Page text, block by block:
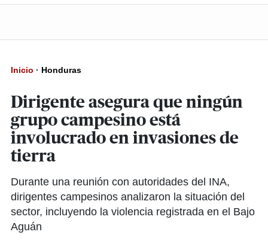
Inicio · Honduras
Dirigente asegura que ningún
grupo campesino está
involucrado en invasiones de
tierra
Durante una reunión con autoridades del INA,
dirigentes campesinos analizaron la situación del
sector, incluyendo la violencia registrada en el Bajo
Aguán